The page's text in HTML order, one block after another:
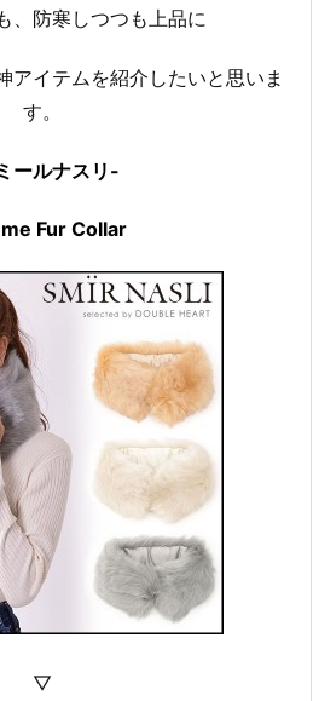
、防寒しつつも上品に
アイテムを紹介したいと思いま
す。
ールナスリ-
Fur Collar
▽